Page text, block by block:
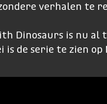
verhalen te
Dinosaurs is nu al
is de serie te zien op